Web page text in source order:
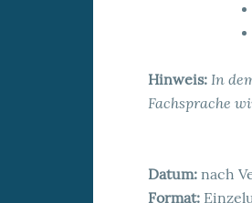
Hinweis: In
Fachsprache
Datum: nach
Format: